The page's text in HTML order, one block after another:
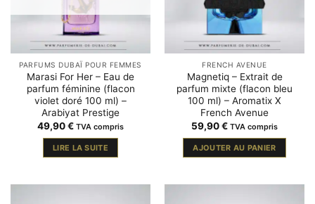
PARFUMS DUBAÏ POUR FEMMES
Marasi For Her – Eau de
parfum féminine (flacon
violet doré 100 ml) –
Arabiyat Prestige
49,90€ TVA compris
LIRE LA SUITE
FRENCH AVENUE
Magnetiq – Extrait de
parfum mixte (flacon bleu
100 ml) – Aromatix X
French Avenue
59,90€ TVA compris
AJOUTER AU PANIER